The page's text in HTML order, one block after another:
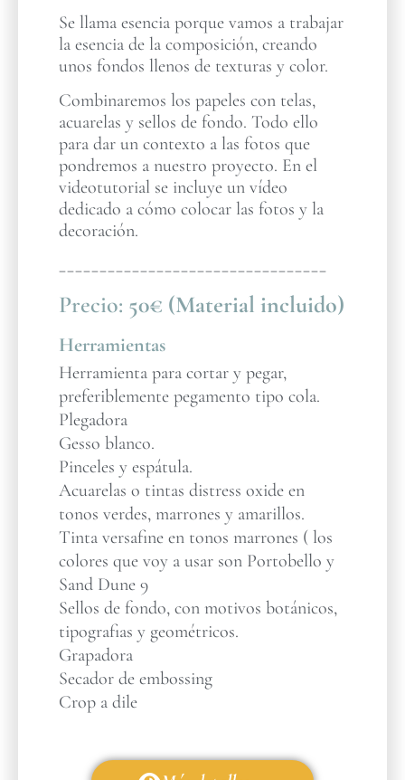
Se llama esencia porque vamos a trabajar
la esencia de la composición, creando
unos fondos llenos de texturas y color.
Combinaremos los papeles con telas,
acuarelas y sellos de fondo. Todo ello
para dar un contexto a las fotos que
pondremos a nuestro proyecto. En el
videotutorial se incluye un vídeo
dedicado a cómo colocar las fotos y la
decoración.
_________________________________
Precio: 50€ (Material incluido)
Herramientas
Herramienta para cortar y pegar,
preferiblemente pegamento tipo cola.
Plegadora
Gesso blanco.
Pinceles y espátula.
Acuarelas o tintas distress oxide en
tonos verdes, marrones y amarillos.
Tinta versafine en tonos marrones ( los
colores que voy a usar son Portobello y
Sand Dune 9
Sellos de fondo, con motivos botánicos,
tipografias y geométricos.
Grapadora
Secador de embossing
Crop a dile